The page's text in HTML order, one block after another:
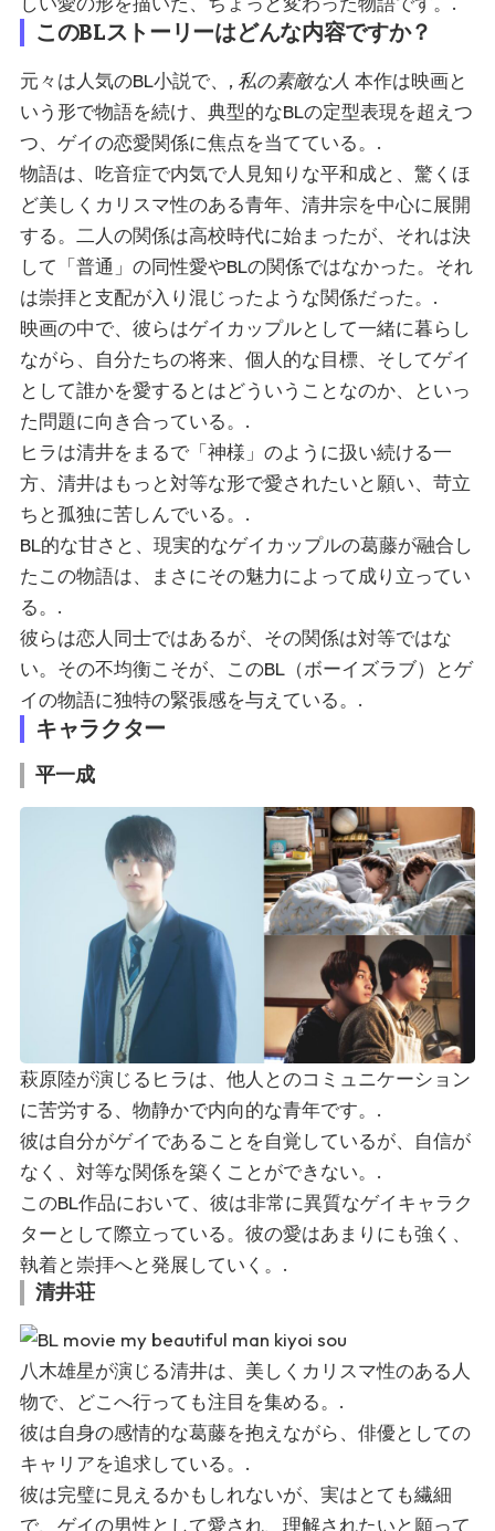
このBLストーリーはどんな内容ですか？
元々は人気のBL小説で、, 私の素敵な人 本作は映画と
いう形で物語を続け、典型的なBLの定型表現を超えつ
つ、ゲイの恋愛関係に焦点を当てている。.
物語は、吃音症で内気で人見知りな平和成と、驚くほ
ど美しくカリスマ性のある青年、清井宗を中心に展開
する。二人の関係は高校時代に始まったが、それは決
して「普通」の同性愛やBLの関係ではなかった。それ
は崇拝と支配が入り混じったような関係だった。.
映画の中で、彼らはゲイカップルとして一緒に暮らし
ながら、自分たちの将来、個人的な目標、そしてゲイ
として誰かを愛するとはどういうことなのか、といっ
た問題に向き合っている。.
ヒラは清井をまるで「神様」のように扱い続ける一
方、清井はもっと対等な形で愛されたいと願い、苛立
ちと孤独に苦しんでいる。.
BL的な甘さと、現実的なゲイカップルの葛藤が融合し
たこの物語は、まさにその魅力によって成り立ってい
る。.
彼らは恋人同士ではあるが、その関係は対等ではな
い。その不均衡こそが、このBL（ボーイズラブ）とゲ
イの物語に独特の緊張感を与えている。.
キャラクター
平一成
萩原陸が演じるヒラは、他人とのコミュニケーション
に苦労する、物静かで内向的な青年です。.
彼は自分がゲイであることを自覚しているが、自信が
なく、対等な関係を築くことができない。.
このBL作品において、彼は非常に異質なゲイキャラク
ターとして際立っている。彼の愛はあまりにも強く、
執着と崇拝へと発展していく。.
清井荘
八木雄星が演じる清井は、美しくカリスマ性のある人
物で、どこへ行っても注目を集める。.
彼は自身の感情的な葛藤を抱えながら、俳優としての
キャリアを追求している。.
彼は完璧に見えるかもしれないが、実はとても繊細
で、ゲイの男性として愛され、理解されたいと願って